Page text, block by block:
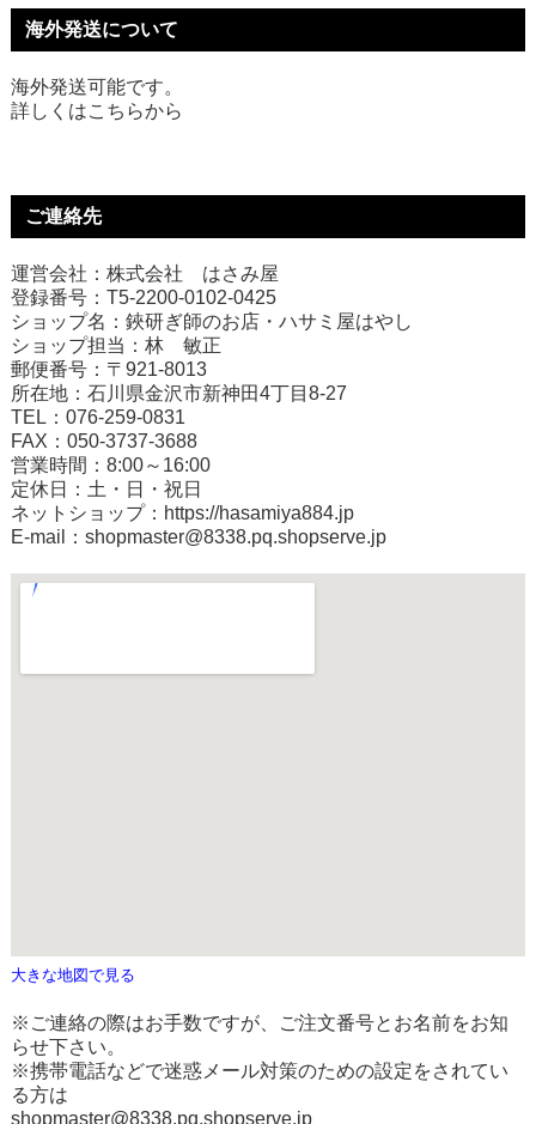
海外発送について
海外発送可能です。
詳しくはこちらから
ご連絡先
運営会社：株式会社 はさみ屋
登録番号：T5-2200-0102-0425
ショップ名：鋏研ぎ師のお店・ハサミ屋はやし
ショップ担当：林 敏正
郵便番号：〒921-8013
所在地：石川県金沢市新神田4丁目8-27
TEL：076-259-0831
FAX：050-3737-3688
営業時間：8:00～16:00
定休日：土・日・祝日
ネットショップ： https://hasamiya884.jp
E-mail：shopmaster@8338.pq.shopserve.jp
大きな地図で見る
※ご連絡の際はお手数ですが、ご注文番号とお名前をお知
らせ下さい。
※携帯電話などで迷惑メール対策のための設定をされてい
る方は
shopmaster@8338.pq.shopserve.jp